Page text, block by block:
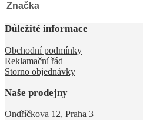
Značka
Důležité informace
Obchodní podmínky
Reklamační řád
Storno objednávky
Naše prodejny
Ondříčkova 12, Praha 3